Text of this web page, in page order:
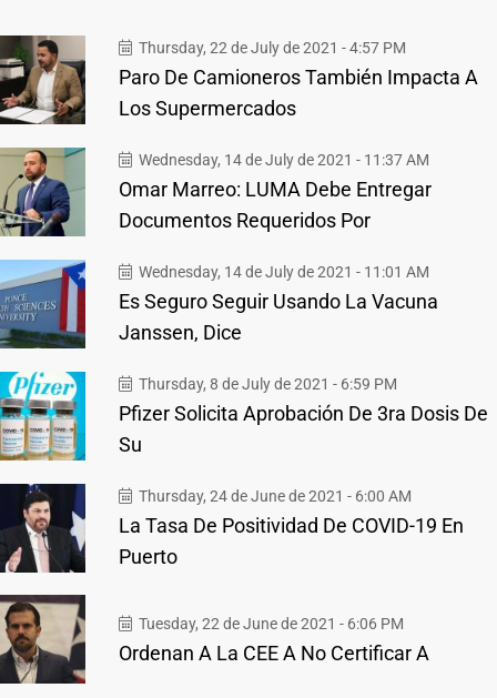
Thursday, 22 de July de 2021 - 4:57 PM
Paro De Camioneros También Impacta A
Los Supermercados
Wednesday, 14 de July de 2021 - 11:37 AM
Omar Marreo: LUMA Debe Entregar
Documentos Requeridos Por
Wednesday, 14 de July de 2021 - 11:01 AM
Es Seguro Seguir Usando La Vacuna
Janssen, Dice
Thursday, 8 de July de 2021 - 6:59 PM
Pfizer Solicita Aprobación De 3ra Dosis De
Su
Thursday, 24 de June de 2021 - 6:00 AM
La Tasa De Positividad De COVID-19 En
Puerto
Tuesday, 22 de June de 2021 - 6:06 PM
Ordenan A La CEE A No Certificar A